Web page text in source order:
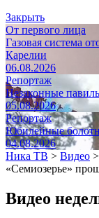
Закрыть
От первого лица
Газовая система
Карелии
06.08.2026
Репортаж
Незаконные
05.08.2026
Репортаж
Юбилейные
04.08.2026
Ника ТВ > Видео >
«Семиозерье»
Видео